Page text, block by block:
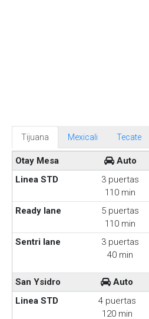
Tijuana Mexicali Tecate
Otay Mesa Auto
Linea STD
3 puertas
110 min
Ready lane
5 puertas
110 min
Sentri lane
3 puertas
40 min
San Ysidro Auto
Linea STD
4 puertas
120 min